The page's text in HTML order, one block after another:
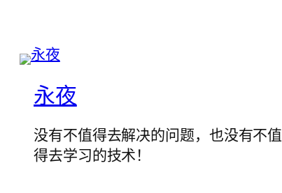
永夜
没有不值得去解决的问题，也没有不值
得去学习的技术！